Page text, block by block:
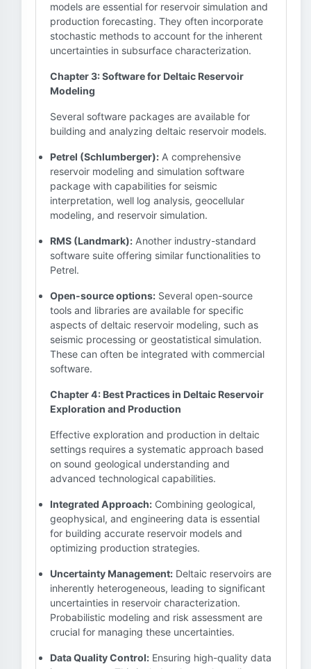
models are essential for reservoir simulation and
production forecasting. They often incorporate
stochastic methods to account for the inherent
uncertainties in subsurface characterization.
Chapter 3: Software for Deltaic Reservoir
Modeling
Several software packages are available for
building and analyzing deltaic reservoir models.
Petrel (Schlumberger): A comprehensive
reservoir modeling and simulation software
package with capabilities for seismic
interpretation, well log analysis, geocellular
modeling, and reservoir simulation.
RMS (Landmark): Another industry-standard
software suite offering similar functionalities to
Petrel.
Open-source options: Several open-source
tools and libraries are available for specific
aspects of deltaic reservoir modeling, such as
seismic processing or geostatistical simulation.
These can often be integrated with commercial
software.
Chapter 4: Best Practices in Deltaic Reservoir
Exploration and Production
Effective exploration and production in deltaic
settings requires a systematic approach based
on sound geological understanding and
advanced technological capabilities.
Integrated Approach: Combining geological,
geophysical, and engineering data is essential
for building accurate reservoir models and
optimizing production strategies.
Uncertainty Management: Deltaic reservoirs are
inherently heterogeneous, leading to significant
uncertainties in reservoir characterization.
Probabilistic modeling and risk assessment are
crucial for managing these uncertainties.
Data Quality Control: Ensuring high-quality data